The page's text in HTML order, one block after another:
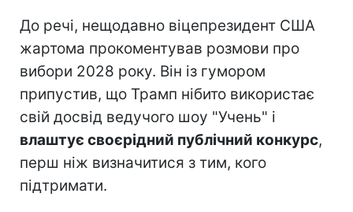
До речі, нещодавно віцепрезидент США
жартома прокоментував розмови про
вибори 2028 року. Він із гумором
припустив, що Трамп нібито використає
свій досвід ведучого шоу "Учень" і
влаштує своєрідний публічний конкурс,
перш ніж визначитися з тим, кого
підтримати.